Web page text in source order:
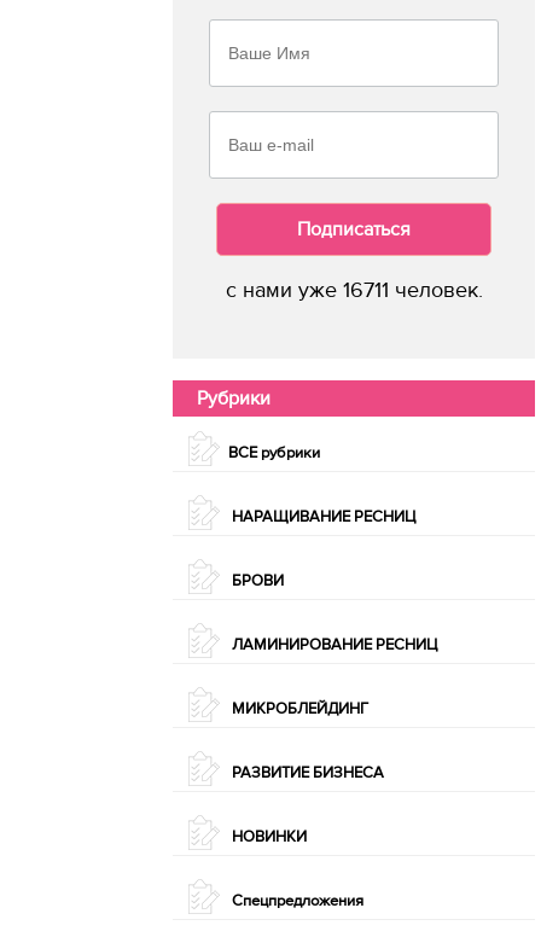
Подписаться
с нами уже 16711 человек.
Рубрики
ВСЕ рубрики
НАРАЩИВАНИЕ РЕСНИЦ
БРОВИ
ЛАМИНИРОВАНИЕ РЕСНИЦ
МИКРОБЛЕЙДИНГ
РАЗВИТИЕ БИЗНЕСА
НОВИНКИ
Спецпредложения